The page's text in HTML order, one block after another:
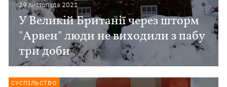
29 листопада 2021
У Великій Британії через шторм
"Арвен" люди не виходили з пабу
три доби
СУСПІЛЬСТВО